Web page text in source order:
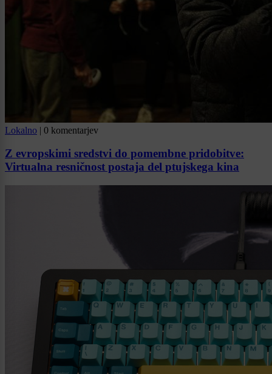
Lokalno | 0 komentarjev
Z evropskimi sredstvi do pomembne pridobitve:
Virtualna resničnost postaja del ptujskega kina